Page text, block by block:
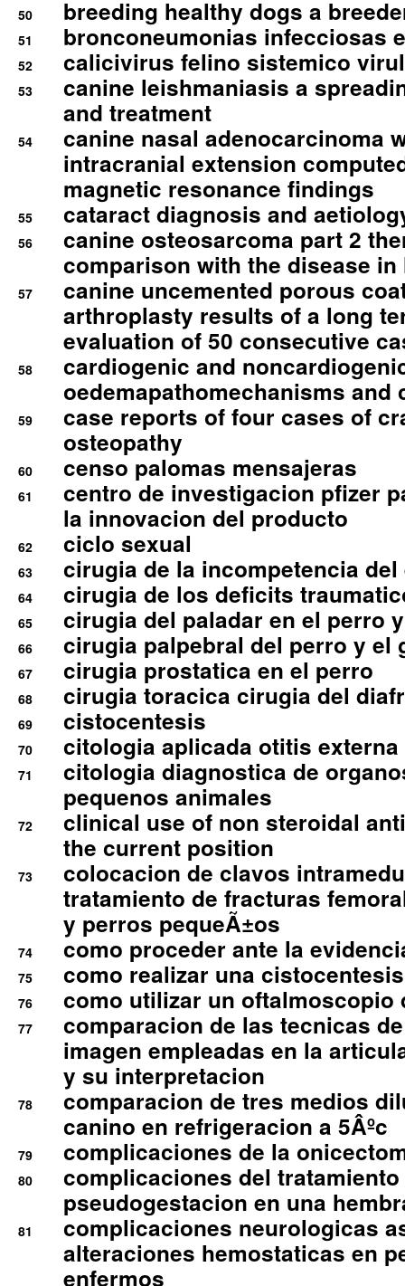
50 breeding healthy dogs a
51 bronconeumonias infecciosas
52 calicivirus felino sistemico
53
canine leishmaniasis a
and treatment
54
canine nasal adenocarcinoma
intracranial extension
magnetic resonance findings
55 cataract diagnosis and
56
canine osteosarcoma part 2
comparison with the disease in
57
canine uncemented porous
arthroplasty results of a long
evaluation of 50 consecutive
58
cardiogenic and
oedemapathomechanisms and
59
case reports of four cases of
osteopathy
60 censo palomas mensajeras
61
centro de investigacion pfizer
la innovacion del producto
62 ciclo sexual
63 cirugia de la incompetencia
64 cirugia de los deficits
65 cirugia del paladar en el perro
66 cirugia palpebral del perro y el
67 cirugia prostatica en el perro
68 cirugia toracica cirugia del
69 cistocentesis
70 citologia aplicada otitis externa
71
citologia diagnostica de
pequenos animales
72
clinical use of non steroidal
the current position
73
colocacion de clavos
tratamiento de fracturas
y perros pequeÃ±os
74 como proceder ante la
75 como realizar una
76 como utilizar un oftalmoscopio
77
comparacion de las tecnicas
imagen empleadas en la
y su interpretacion
78
comparacion de tres medios
canino en refrigeracion a 5Âºc
79 complicaciones de la
80
complicaciones del
pseudogestacion en una
81
complicaciones neurologicas
alteraciones hemostaticas en
enfermos